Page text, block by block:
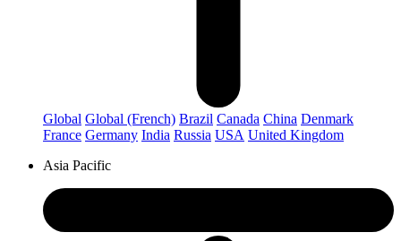
Global Global (French) Brazil Canada China Denmark
France Germany India Russia USA United Kingdom
Asia Pacific